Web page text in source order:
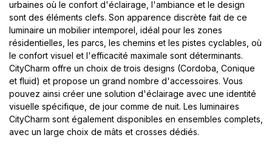
urbaines où le confort d'éclairage, l'ambiance et le design
sont des éléments clefs. Son apparence discrète fait de ce
luminaire un mobilier intemporel, idéal pour les zones
résidentielles, les parcs, les chemins et les pistes cyclables, où
le confort visuel et l'efficacité maximale sont déterminants.
CityCharm offre un choix de trois designs (Cordoba, Conique
et fluid) et propose un grand nombre d'accessoires. Vous
pouvez ainsi créer une solution d'éclairage avec une identité
visuelle spécifique, de jour comme de nuit. Les luminaires
CityCharm sont également disponibles en ensembles complets,
avec un large choix de mâts et crosses dédiés.